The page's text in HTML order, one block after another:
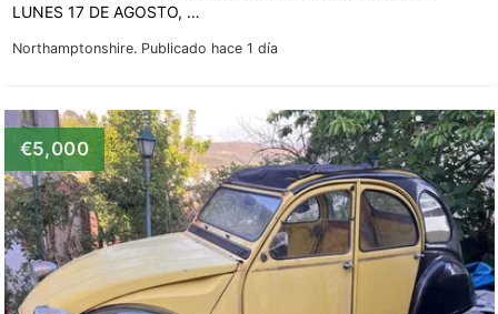
Northamptonshire. Publicado hace 1 día
LUNES 17 DE AGOSTO, …
€5,000